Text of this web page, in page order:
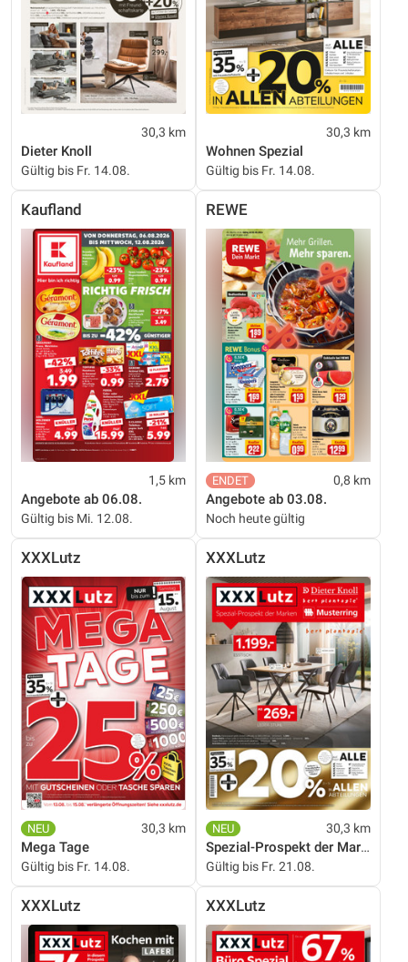
30,3 km
Dieter Knoll
Gültig bis Fr. 14.08.
30,3 km
Wohnen Spezial
Gültig bis Fr. 14.08.
Kaufland
1,5 km
Angebote ab 06.08.
Gültig bis Mi. 12.08.
REWE
0,8 km
Angebote ab 03.08.
Noch heute gültig
XXXLutz
30,3 km
Mega Tage
Gültig bis Fr. 14.08.
XXXLutz
30,3 km
Spezial-Prospekt der Marken
Gültig bis Fr. 21.08.
XXXLutz XXXLutz